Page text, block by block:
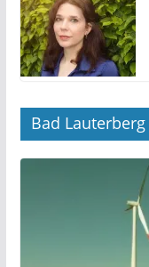
Bad Lauterberg